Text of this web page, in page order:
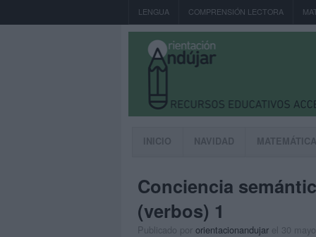
LENGUA COMPRENSIÓN LECTORA
INICIO NAVIDAD
Conciencia
(verbos) 1
Publicado por orientacionandujar el 30